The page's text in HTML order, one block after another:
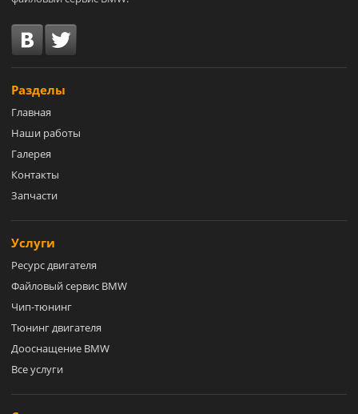
Разделы
Главная
Наши работы
Галерея
Контакты
Запчасти
Услуги
Ресурс двигателя
Файловый сервис BMW
Чип-тюнинг
Тюнинг двигателя
Дооснащение BMW
Все услуги